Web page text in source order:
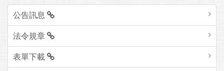
公告訊息
法令規章
表單下載